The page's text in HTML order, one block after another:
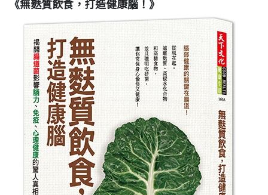
《無麩質飲食，打造健康腦！》